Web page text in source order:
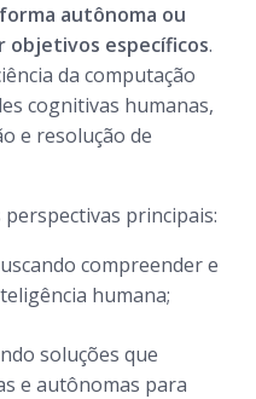
autônoma ou
objetivos específicos.
da computação
cognitivas humanas,
e resolução de
principais:
compreender e
humana;
soluções que
e autônomas para